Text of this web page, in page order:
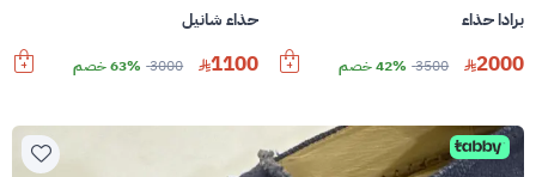
برادا حذاء
2000
3500 42% خصم
حذاء شانيل
1100
3000 63% خصم